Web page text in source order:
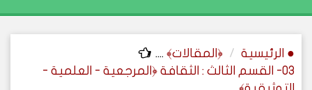
● الرئيسية ﴿المقالات﴾ ....
03- القسم الثالث : الثقافة ﴿المرجعية - العلمية -